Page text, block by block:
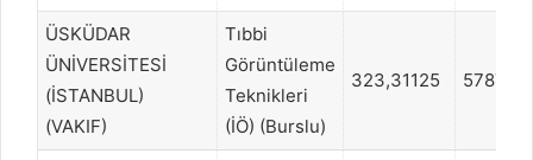
ÜSKÜDAR
ÜNİVERSİTESİ
(İSTANBUL)
(VAKIF)
Tıbbi
Görüntüleme
Teknikleri
(İÖ) (Burslu)
323,31125 578745